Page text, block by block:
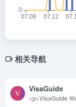
相关导航
VisaGuide